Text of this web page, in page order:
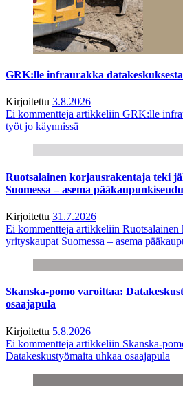
GRK:lle infraurakka
Kirjoitettu 3.8.2026
Ei kommentteja artikkeliin GRK:lle
työt jo käynnissä
Ruotsalainen korjausrakentaja teki
Suomessa – asema
Kirjoitettu 31.7.2026
Ei kommentteja artikkeliin Ruotsalainen
yrityskaupat Suomessa – asema
Skanska-pomo varoittaa:
osaajapula
Kirjoitettu 5.8.2026
Ei kommentteja artikkeliin Skanska-
Datakeskustyömaita uhkaa osaajapula